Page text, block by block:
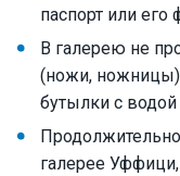
паспорт или его
В галерею не
(ножи,
бутылки с
галерее